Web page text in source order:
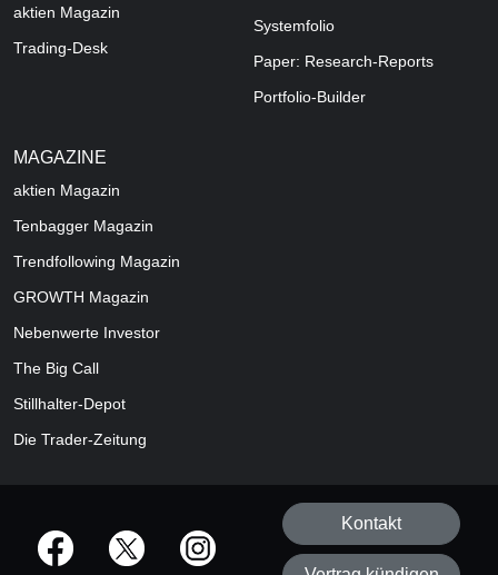
aktien Magazin
Trading-Desk
Systemfolio
Paper: Research-Reports
Portfolio-Builder
MAGAZINE
aktien Magazin
Tenbagger Magazin
Trendfollowing Magazin
GROWTH Magazin
Nebenwerte Investor
The Big Call
Stillhalter-Depot
Die Trader-Zeitung
offizielle Social Media-Accounts
Kontakt